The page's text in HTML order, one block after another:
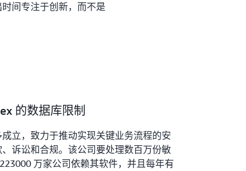
间专注于创新，而不是
的数据库限制
立，致力于推动实现关键业务流程的安
诉讼和合规。该公司要处理数百万份敏
万家公司依赖其软件，并且每年有